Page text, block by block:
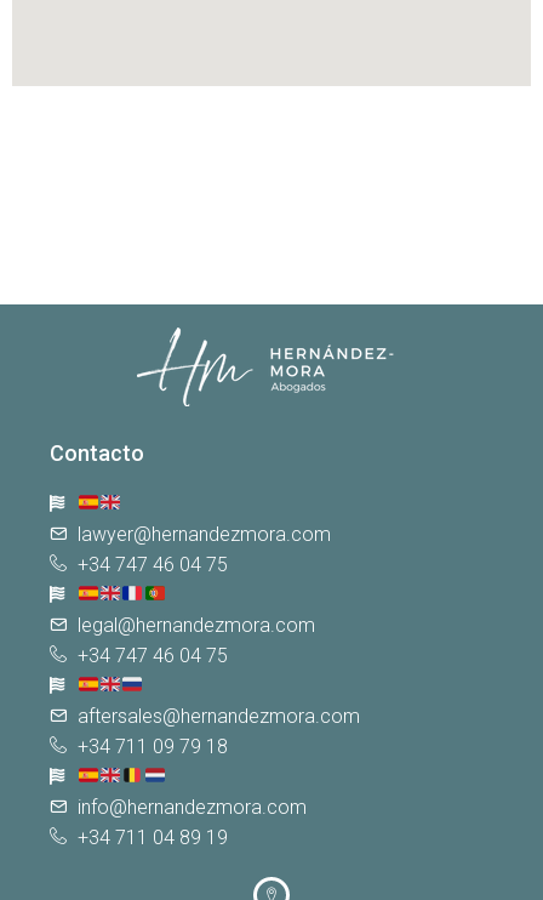
Contacto
lawyer@hernandezmora.com
+34 747 46 04 75
legal@hernandezmora.com
+34 747 46 04 75
aftersales@hernandezmora.com
+34 711 09 79 18
info@hernandezmora.com
+34 711 04 89 19